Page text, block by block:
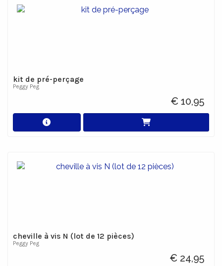
kit de pré-perçage
Peggy Peg
€ 10,95
cheville à vis N (lot de 12 pièces)
Peggy Peg
€ 24,95